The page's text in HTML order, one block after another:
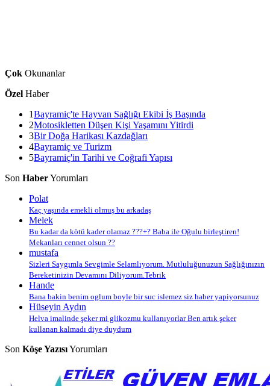
Çok Okunanlar
Özel Haber
1Bayramiç'te Hayvan Sağlığı Ekibi İş Başında
2Motosikletten Düşen Kişi Yaşamını Yitirdi
3Bir Doğa Harikası Kazdağları
4Bayramiç ve Turizm
5Bayramiç'in Tarihi ve Coğrafi Yapısı
Son HaberYorumları
Polat
Kaç yaşında emekli olmuş bu arkadaş
Melek
Bu kadar da kötü kader olamaz ???+? Baba ile Oğulu birleştiren!
Mekanları cennet olsun ??
mustafa
Sizleri Saygımla Sevgimle Selamlıyorum. Mutluluğunuzun Sağlığınızın
Bereketinizin Devamını Diliyorum.Tebrik
Hande
Bana bakin benim oglum boyle bir suc islemez siz haber yapiyorsunuz
Hüseyin Aydın
Helva imalinde şeker mi glikozmu kullanıyorlar Ben artık şeker
kullanan kalmadı diye duydum
Son Köşe YazısıYorumları